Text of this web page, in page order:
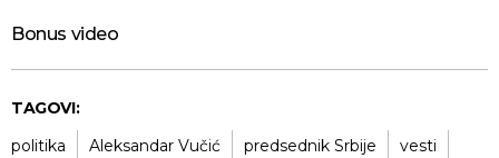
Bonus video
TAGOVI:
politika
Aleksandar Vučić predsednik Srbije vesti